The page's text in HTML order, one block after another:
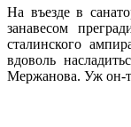
На въезде в
занавесом
сталинского
вдоволь
Мержанова. Уж он-